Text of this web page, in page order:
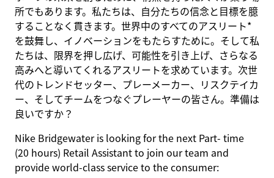
所でもあります。私たちは、自分たちの信念と目標を臆
することなく貫きます。世界中のすべてのアスリート*
を鼓舞し、イノベーションをもたらすために。そして私
たちは、限界を押し広げ、可能性を引き上げ、さらなる
高みへと導いてくれるアスリートを求めています。次世
代のトレンドセッター、プレーメーカー、リスクテイカ
ー、そしてチームをつなぐプレーヤーの皆さん。準備は
良いですか？
Nike Bridgewater is looking for the next Part- time
(20 hours) Retail Assistant to join our team and
provide world-class service to the consumer: